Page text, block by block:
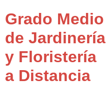
Grado Medio
de Jardinería
y Floristería
a Distancia